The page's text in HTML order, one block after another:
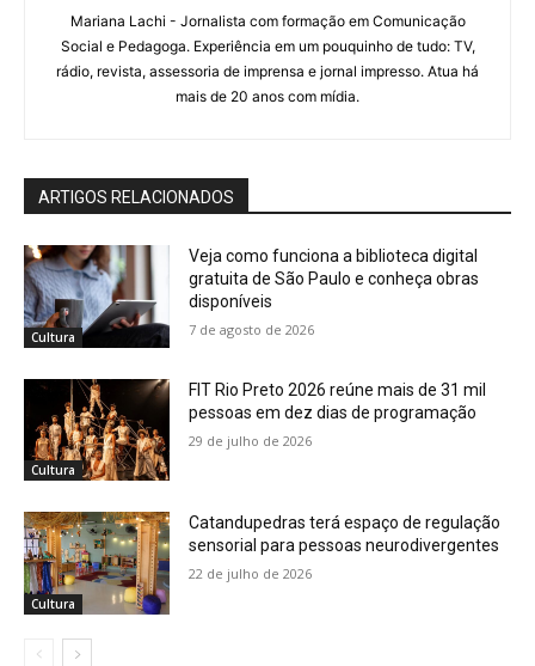
Mariana Lachi - Jornalista com formação em Comunicação
Social e Pedagoga. Experiência em um pouquinho de tudo: TV,
rádio, revista, assessoria de imprensa e jornal impresso. Atua há
mais de 20 anos com mídia.
ARTIGOS RELACIONADOS
Cultura
Veja como funciona a biblioteca digital
gratuita de São Paulo e conheça obras
disponíveis
7 de agosto de 2026
Cultura
FIT Rio Preto 2026 reúne mais de 31 mil
pessoas em dez dias de programação
29 de julho de 2026
Cultura
Catandupedras terá espaço de regulação
sensorial para pessoas neurodivergentes
22 de julho de 2026